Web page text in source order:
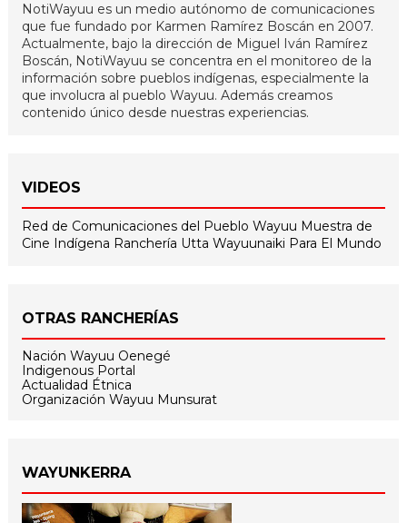
NotiWayuu es un medio autónomo de comunicaciones
que fue fundado por Karmen Ramírez Boscán en 2007.
Actualmente, bajo la dirección de Miguel Iván Ramírez
Boscán, NotiWayuu se concentra en el monitoreo de la
información sobre pueblos indígenas, especialmente la
que involucra al pueblo Wayuu. Además creamos
contenido único desde nuestras experiencias.
VIDEOS
Red de Comunicaciones del Pueblo Wayuu Muestra de
Cine Indígena Ranchería Utta Wayuunaiki Para El Mundo
OTRAS RANCHERÍAS
Nación Wayuu Oenegé
Indigenous Portal
Actualidad Étnica
Organización Wayuu Munsurat
WAYUNKERRA